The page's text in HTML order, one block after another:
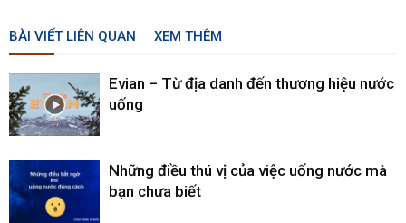
BÀI VIẾT LIÊN QUAN XEM THÊM
Evian – Từ địa danh đến thương hiệu nước
uống
Những điều thú vị của việc uống nước mà
bạn chưa biết